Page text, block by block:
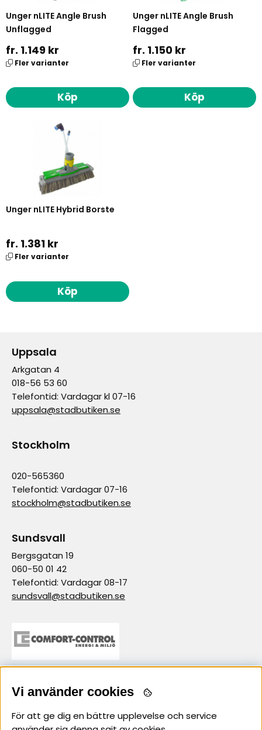
Unger nLITE Angle Brush
Unflagged
fr. 1.149 kr
Fler varianter
Köp
Unger nLITE Angle Brush
Flagged
fr. 1.150 kr
Fler varianter
Köp
Unger nLITE Hybrid Borste
fr. 1.381 kr
Fler varianter
Köp
Uppsala
Arkgatan 4
018-56 53 60
Telefontid: Vardagar kl 07-16
uppsala@stadbutiken.se
Stockholm
020-565360
Telefontid: Vardagar 07-16
stockholm@stadbutiken.se
Sundsvall
Bergsgatan 19
060-50 01 42
Telefontid: Vardagar 08-17
sundsvall@stadbutiken.se
samarbetspartner
Vi använder cookies
För att ge dig en bättre upplevelse och service